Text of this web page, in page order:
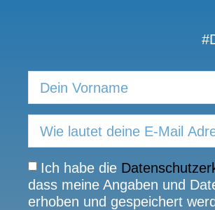
Ich habe die
dass meine Angaben und
erhoben und gespeichert